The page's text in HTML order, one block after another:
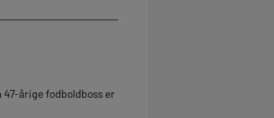
årige fodboldboss er